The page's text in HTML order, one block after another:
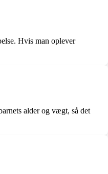
Hvis man oplever
alder og vægt, så det